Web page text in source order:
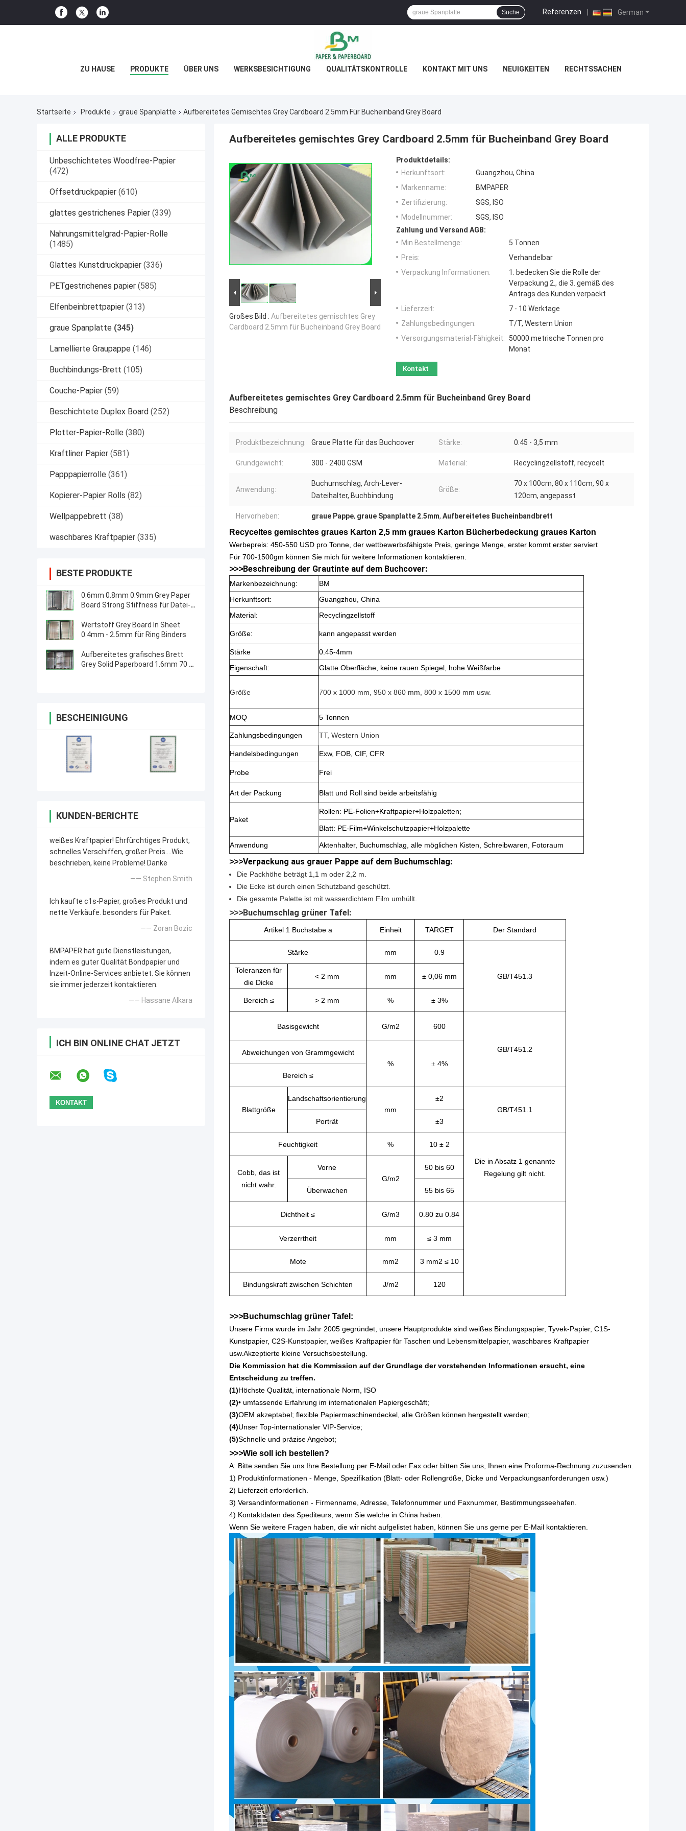
German
Referenzen |
Suche
ZU HAUSE PRODUKTE ÜBER UNS WERKSBESICHTIGUNG QUALITÄTSKONTROLLE KONTAKT MIT UNS NEUIGKEITEN RECHTSSACHEN
Startseite Produkte graue Spanplatte Aufbereitetes Gemischtes Grey Cardboard 2.5mm Für Bucheinband Grey Board
ALLE PRODUKTE
Unbeschichtetes Woodfree-Papier
(472)
Offsetdruckpapier (610)
glattes gestrichenes Papier (339)
Nahrungsmittelgrad-Papier-Rolle
(1485)
Glattes Kunstdruckpapier (336)
PETgestrichenes papier (585)
Elfenbeinbrettpapier (313)
graue Spanplatte (345)
Lamellierte Graupappe (146)
Buchbindungs-Brett (105)
Couche-Papier (59)
Beschichtete Duplex Board (252)
Plotter-Papier-Rolle (380)
Kraftliner Papier (581)
Papppapierrolle (361)
Kopierer-Papier Rolls (82)
Wellpappebrett (38)
waschbares Kraftpapier (335)
BESTE PRODUKTE
0.6mm 0.8mm 0.9mm Grey Paper
Board Strong Stiffness für Datei-
Wertstoff Grey Board In Sheet
0.4mm - 2.5mm für Ring Binders
Aufbereitetes grafisches Brett
Grey Solid Paperboard 1.6mm 70 x
BESCHEINIGUNG
KUNDEN-BERICHTE
weißes Kraftpapier! Ehrfürchtiges Produkt,
schnelles Verschiffen, großer Preis….Wie
beschrieben, keine Probleme! Danke
—— Stephen Smith
Ich kaufte c1s-Papier, großes Produkt und
nette Verkäufe. besonders für Paket.
—— Zoran Bozic
BMPAPER hat gute Dienstleistungen,
indem es guter Qualität Bondpapier und
Inzeit-Online-Services anbietet. Sie können
sie immer jederzeit kontaktieren.
—— Hassane Alkara
ICH BIN ONLINE CHAT JETZT
Aufbereitetes gemischtes Grey Cardboard 2.5mm für Bucheinband Grey Board
Großes Bild : Aufbereitetes gemischtes Grey
Cardboard 2.5mm für Bucheinband Grey Board
Produktdetails:
Herkunftsort:
Guangzhou, China
Markenname:
BMPAPER
Zertifizierung:
SGS, ISO
Modellnummer:
SGS, ISO
Zahlung und Versand AGB:
Min Bestellmenge:
5 Tonnen
Preis:
Verhandelbar
Verpackung Informationen:
1. bedecken Sie die Rolle der
Verpackung 2., die 3. gemäß des
Antrags des Kunden verpackt
Lieferzeit:
7 - 10 Werktage
Zahlungsbedingungen:
T/T, Western Union
Versorgungsmaterial-Fähigkeit:
50000 metrische Tonnen pro
Monat
Kontakt
Aufbereitetes gemischtes Grey Cardboard 2.5mm für Bucheinband Grey Board
Beschreibung
Produktbezeichnung: Graue Platte für das Buchcover Stärke: 0.45 - 3,5 mm
Grundgewicht: 300 - 2400 GSM Material: Recyclingzellstoff, recycelt
Anwendung:
Buchumschlag, Arch-Lever-
Dateihalter, Buchbindung
Größe:
70 x 100cm, 80 x 110cm, 90 x
120cm, angepasst
Hervorheben: graue Pappe, graue Spanplatte 2.5mm, Aufbereitetes Bucheinbandbrett
Recyceltes gemischtes graues Karton 2,5 mm graues Karton Bücherbedeckung graues Karton
Werbepreis: 450-550 USD pro Tonne, der wettbewerbsfähigste Preis, geringe Menge, erster kommt erster serviert
Für 700-1500gm können Sie mich für weitere Informationen kontaktieren.
>>>Beschreibung der Grautinte auf dem Buchcover:
Markenbezeichnung:
BM
Herkunftsort:
Guangzhou, China
Material:
Recyclingzellstoff
Größe: kann angepasst werden
Stärke
0.45-4mm
Eigenschaft:
Glatte Oberfläche, keine rauen Spiegel, hohe Weißfarbe
Größe 700 x 1000 mm, 950 x 860 mm, 800 x 1500 mm usw.
MOQ 5 Tonnen
Zahlungsbedingungen TT, Western Union
Handelsbedingungen Exw, FOB, CIF, CFR
Probe Frei
Art der Packung Blatt und Roll sind beide arbeitsfähig
Paket
Rollen: PE-Folien+Kraftpapier+Holzpaletten;
Blatt: PE-Film+Winkelschutzpapier+Holzpalette
Anwendung Aktenhalter, Buchumschlag, alle möglichen Kisten, Schreibwaren, Fotoraum
>>>Verpackung aus grauer Pappe auf dem Buchumschlag:
Die Packhöhe beträgt 1,1 m oder 2,2 m.
Die Ecke ist durch einen Schutzband geschützt.
Die gesamte Palette ist mit wasserdichtem Film umhüllt.
>>>Buchumschlag grüner Tafel:
Artikel 1 Buchstabe a Einheit TARGET Der Standard
Stärke mm 0.9
GB/T451.3
Toleranzen für
die Dicke
< 2 mm mm ± 0,06 mm
Bereich ≤ > 2 mm % ± 3%
Basisgewicht G/m2 600
GB/T451.2
Abweichungen von Grammgewicht
%
± 4%
Bereich ≤
Blattgröße
Landschaftsorientierung
mm
±2
GB/T451.1
Porträt
±3
Feuchtigkeit % 10 ± 2
Die in Absatz 1 genannte
Regelung gilt nicht.
Cobb, das ist
nicht wahr.
Vorne
G/m2
50 bis 60
Überwachen 55 bis 65
Dichtheit ≤ G/m3 0.80 zu 0.84
Verzerrtheit mm ≤ 3 mm
Mote mm2 3 mm2 ≤ 10
Bindungskraft zwischen Schichten J/m2 120
>>>Buchumschlag grüner Tafel:
Unsere Firma wurde im Jahr 2005 gegründet, unsere Hauptprodukte sind weißes Bindungspapier, Tyvek-Papier, C1S-
Kunstpapier, C2S-Kunstpapier, weißes Kraftpapier für Taschen und Lebensmittelpapier, waschbares Kraftpapier
usw.Akzeptierte kleine Versuchsbestellung.
Die Kommission hat die Kommission auf der Grundlage der vorstehenden Informationen ersucht, eine
Entscheidung zu treffen.
(1)Höchste Qualität, internationale Norm, ISO
(2)• umfassende Erfahrung im internationalen Papiergeschäft;
(3)OEM akzeptabel; flexible Papiermaschinendeckel, alle Größen können hergestellt werden;
(4)Unser Top-internationaler VIP-Service;
(5)Schnelle und präzise Angebot;
>>>Wie soll ich bestellen?
A: Bitte senden Sie uns Ihre Bestellung per E-Mail oder Fax oder bitten Sie uns, Ihnen eine Proforma-Rechnung zuzusenden.
1) Produktinformationen - Menge, Spezifikation (Blatt- oder Rollengröße, Dicke und Verpackungsanforderungen usw.)
2) Lieferzeit erforderlich.
3) Versandinformationen - Firmenname, Adresse, Telefonnummer und Faxnummer, Bestimmungsseehafen.
4) Kontaktdaten des Spediteurs, wenn Sie welche in China haben.
Wenn Sie weitere Fragen haben, die wir nicht aufgelistet haben, können Sie uns gerne per E-Mail kontaktieren.